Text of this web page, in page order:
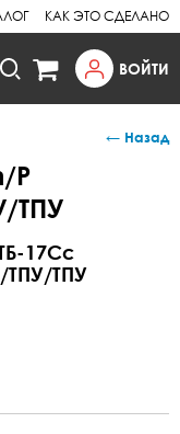
КАК ЭТО СДЕЛАНО
ВОЙТИ
← Назад
Р
ТПУ
17Сс
ТПУ